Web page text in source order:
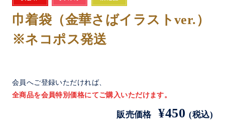
巾着袋（金華さばイラストver.）
※ネコポス発送
会員へご登録いただければ、
全商品を会員特別価格にてご購入いただけます。
販売価格 ¥450(税込)